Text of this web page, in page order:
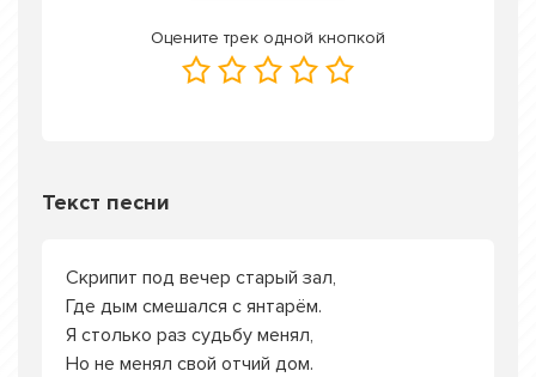
Оцените трек одной кнопкой
Текст песни
Скрипит под вечер старый зал,
Где дым смешался с янтарём.
Я столько раз судьбу менял,
Но не менял свой отчий дом.